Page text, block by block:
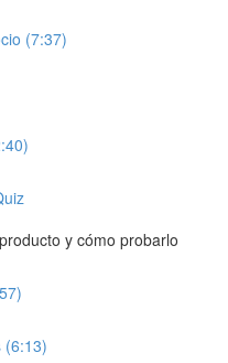
(7:37)
y cómo probarlo
(6:13)